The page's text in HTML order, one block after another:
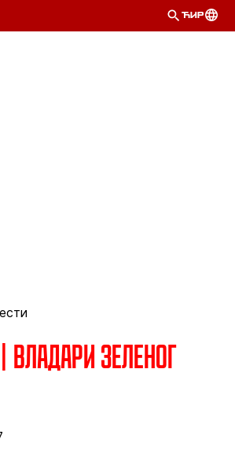
ЋИР
Владари зеленог